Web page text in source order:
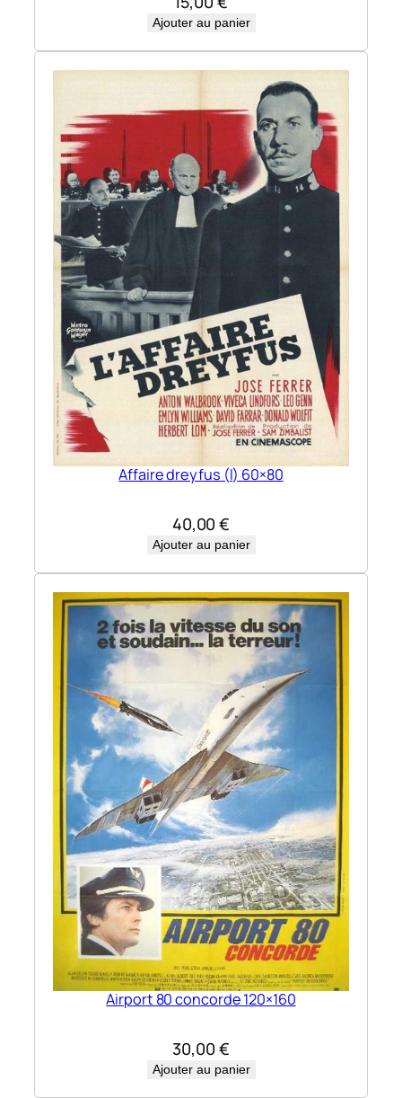
Ajouter au panier
Affaire dreyfus (l) 60×80
40,00€
Ajouter au panier
Airport 80 concorde 120×160
30,00 €
Ajouter au panier